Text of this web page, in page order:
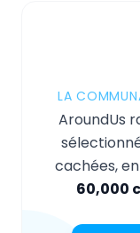
LA
AroundUs
cachées,
60,000